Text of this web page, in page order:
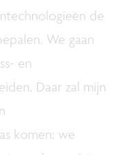
de
We gaan
en
Daar zal mijn
komen: we